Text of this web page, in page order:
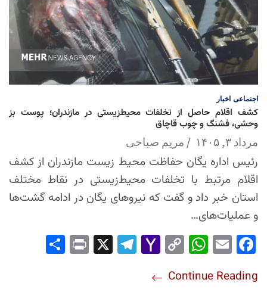
اجتماعی اخبار
کشف اقلام حاصل از تخلفات محیط‌زیستی در مازندران؛ پوست بز
وحشی، فشنگ و چوب قاچاق
مرداد ۳, ۱۴۰۵ مریم صباحی
رئیس اداره یگان حفاظت محیط زیست مازندران از کشف
اقلام مرتبط با تخلفات محیط‌زیستی در نقاط مختلف
استان خبر داد و گفت که نیروهای یگان در ادامه گشت‌ها
و عملیات‌های…
Fac
ok
Em
Wh
Ap
Co
Lin
Yah
Tel
Pri
Continue Reading